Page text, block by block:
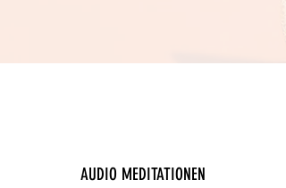
AUDIO MEDITATIONEN